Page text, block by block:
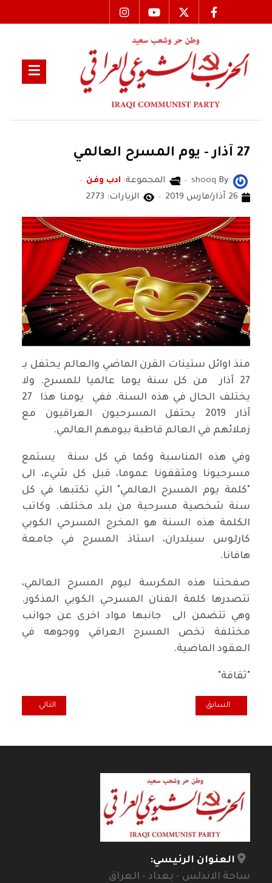
27 آذار - يوم المسرح العالمي
By
shooq المجموعة: ادب وفن
26 آذار/مارس 2019
الزيارات: 2773
منذ اوائل ستينات القرن الماضي والعالم يحتفل بـ
27 آذار من كل سنة يوما عالميا للمسرح. ولا
يختلف الحال في هذه السنة. ففي يومنا هذا 27
آذار 2019 يحتفل المسرحيون العراقيون مع
زملائهم في العالم قاطبة بيومهم العالمي.
وفي هذه المناسبة وكما في كل سنة يستمع
مسرحيونا ومثقفونا عموما، قبل كل شيء، الى
"كلمة يوم المسرح العالمي" التي تكتبها في كل
سنة شخصية مسرحية من بلد مختلف. وكاتب
الكلمة هذه السنة هو المخرج المسرحي الكوبي
كارلوس سيلدران، استاذ المسرح في جامعة
هافانا.
صفحتنا هذه المكرسة ليوم المسرح العالمي،
تتصدرها كلمة الفنان المسرحي الكوبي المذكور.
وهي تتضمن الى جانبها مواد اخرى عن جوانب
مختلفة تخص المسرح العراقي ووجوهه في
العقود الماضية.
"ثقافة"
المقال السابق: قصايد جديدة
السابق المقال التالي:
التالي
العنوان الرئيسي:
ساحة الاندلس - بغداد - العراق